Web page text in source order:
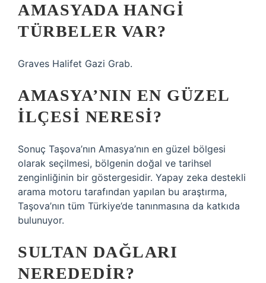
AMASYADA HANGI
TÜRBELER VAR?
Graves Halifet Gazi Grab.
AMASYA’NIN EN GÜZEL
ILÇESI NERESI?
Sonuç Taşova’nın Amasya’nın en güzel bölgesi
olarak seçilmesi, bölgenin doğal ve tarihsel
zenginliğinin bir göstergesidir. Yapay zeka destekli
arama motoru tarafından yapılan bu araştırma,
Taşova’nın tüm Türkiye’de tanınmasına da katkıda
bulunuyor.
SULTAN DAĞLARI
NEREDEDIR?